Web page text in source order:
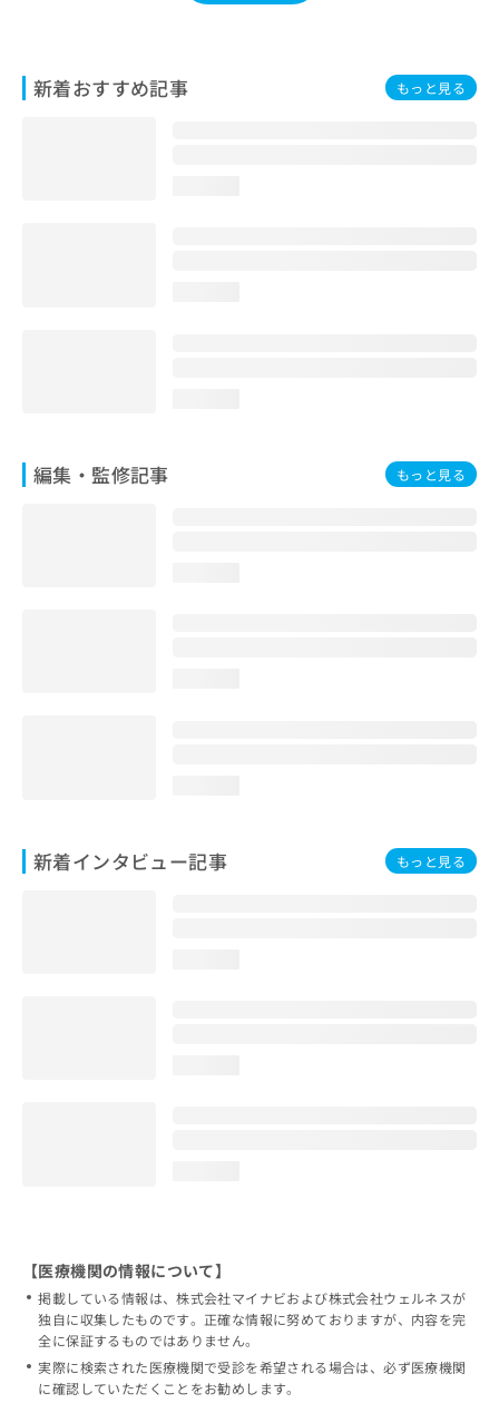
新着おすすめ記事 もっと見る
編集・監修記事 もっと見る
新着インタビュー記事 もっと見る
合
わ
【医療機関の情報について】
掲載している情報は、株式会社マイナビおよび株式会社ウェルネスが
独自に収集したものです。正確な情報に努めておりますが、内容を完
全に保証するものではありません。
実際に検索された医療機関で受診を希望される場合は、必ず医療機関
に確認していただくことをお勧めします。